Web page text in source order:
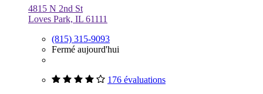
4815 N 2nd St
Loves Park, IL 61111
(815) 315-9093
Fermé aujourd'hui
176 évaluations